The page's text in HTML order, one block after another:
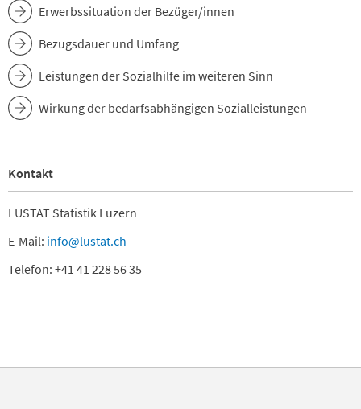
Erwerbssituation der Bezüger/innen
Bezugsdauer und Umfang
Leistungen der Sozialhilfe im weiteren Sinn
Wirkung der bedarfsabhängigen Sozialleistungen
Kontakt
LUSTAT Statistik Luzern
E-Mail: info@lustat.ch
Telefon: +41 41 228 56 35